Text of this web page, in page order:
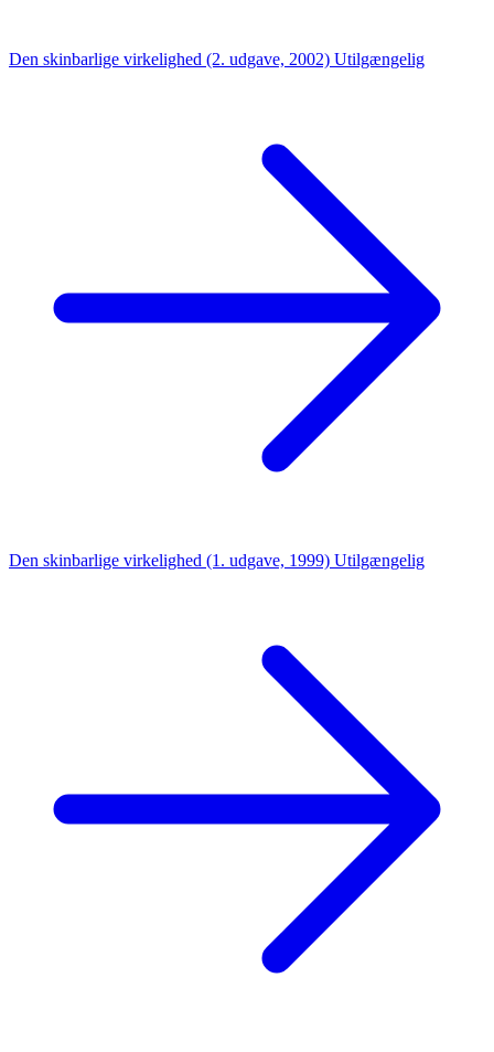
Den skinbarlige virkelighed (2. udgave, 2002) Utilgængelig
Den skinbarlige virkelighed (1. udgave, 1999) Utilgængelig